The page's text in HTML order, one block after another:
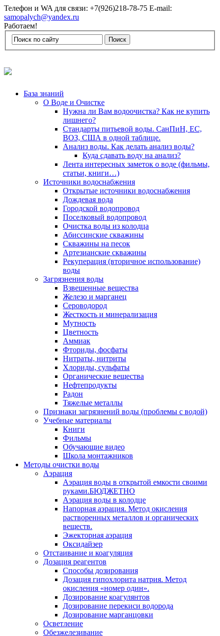
Телефон и WA для связи: +7(926)218-78-75 E-mail:
samopalych@yandex.ru
Работаем!
База знаний
О Воде и Очистке
Нужна ли Вам водоочистка? Как не купить
лишнего?
Стандарты питьевой воды. СанПиН, ЕС,
ВОЗ, США в одной таблице.
Анализ воды. Как делать анализ воды?
Куда сдавать воду на анализ?
Лента интересных заметок о воде (фильмы,
статьи, книги…)
Источники водоснабжения
Открытые источники водоснабжения
Дождевая вода
Городской водопровод
Поселковый водопровод
Очистка воды из колодца
Абиссинские скважины
Скважины на песок
Артезианские скважины
Рекуперация (вторичное использование)
воды
Загрязнения воды
Взвешенные вещества
Железо и марганец
Сероводород
Жесткость и минерализация
Мутность
Цветность
Аммиак
Фториды, фосфаты
Нитраты, нитриты
Хлориды, сульфаты
Органические вещества
Нефтепродукты
Радон
Тяжелые металлы
Признаки загрязнений воды (проблемы с водой)
Учебные материалы
Книги
Фильмы
Обучающие видео
Школа монтажников
Методы очистки воды
Аэрация
Аэрация воды в открытой емкости своими
руками.БЮДЖЕТНО
Аэрация воды в колодце
Напорная аэрация. Метод окисления
растворенных металлов и органических
веществ.
Эжекторная аэрация
Оксидайзер
Отстаивание и коагуляция
Дозация реагентов
Способы дозирования
Дозация гипохлорита натрия. Метод
окисления «номер один».
Дозирование коагулянтов
Дозирование перекиси водорода
Дозирование марганцовки
Осветление
Обезжелезивание